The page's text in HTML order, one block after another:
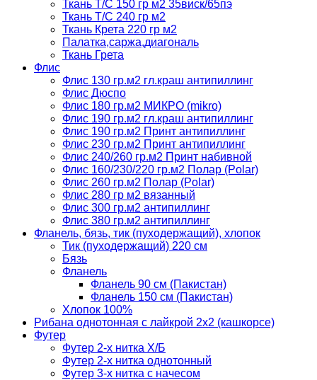
Ткань Т/C 150 гр м2 35виск/65пэ
Ткань Т/C 240 гр м2
Ткань Крета 220 гр м2
Палатка,саржа,диагональ
Ткань Грета
Флис
Флис 130 гр.м2 гл.краш антипиллинг
Флис Дюспо
Флис 180 гр.м2 МИКРО (mikro)
Флис 190 гр.м2 гл.краш антипиллинг
Флис 190 гр.м2 Принт антипиллинг
Флис 230 гр.м2 Принт антипиллинг
Флис 240/260 гр.м2 Принт набивной
Флис 160/230/220 гр.м2 Полар (Polar)
Флис 260 гр.м2 Полар (Polar)
Флис 280 гр м2 вязанный
Флис 300 гр.м2 антипиллинг
Флис 380 гр.м2 антипиллинг
Фланель, бязь, тик (пуходержащий), хлопок
Тик (пуходержащий) 220 см
Бязь
Фланель
Фланель 90 см (Пакистан)
Фланель 150 см (Пакистан)
Хлопок 100%
Рибана однотонная с лайкрой 2х2 (кашкорсе)
Футер
Футер 2-х нитка Х/Б
Футер 2-х нитка однотонный
Футер 3-х нитка с начесом